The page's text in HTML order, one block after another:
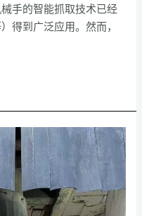
手的智能抓取技术已经
得到广泛应用。然而，